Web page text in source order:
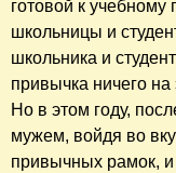
готовой к учебному
школьницы и
школьника и
привычка ничего
Но в этом году,
мужем, войдя во
привычных рамок,